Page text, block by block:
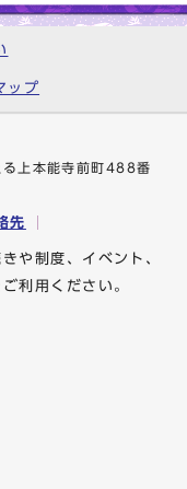
ップ
上本能寺前町488番
先
や制度、イベント、
利用ください。